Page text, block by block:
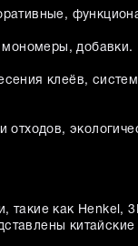
добавки.
клеёв,
отходов,
как Henkel,
китайские